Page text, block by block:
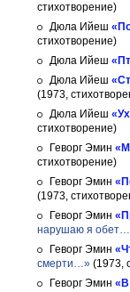
стихотворение)
Дюла Ийеш
стихотворение)
Дюла Ийеш
Дюла Ийеш
(1973,
Дюла Ийеш
стихотворение)
Геворг Эмин
стихотворение)
Геворг Эмин
(1973,
Геворг Эмин
нарушаю я
Геворг Эмин
смерти…» (1973,
Геворг Эмин «В